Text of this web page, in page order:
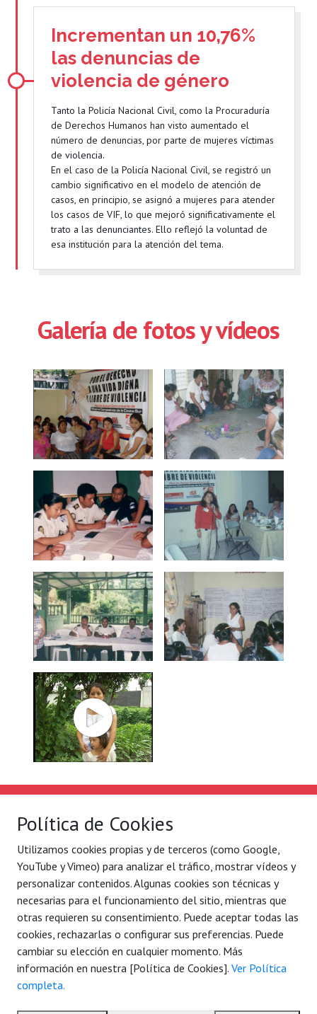
Incrementan un 10,76%
las denuncias de
violencia de género
Tanto la Policía Nacional Civil, como la Procuraduría
de Derechos Humanos han visto aumentado el
número de denuncias, por parte de mujeres víctimas
de violencia.
En el caso de la Policía Nacional Civil, se registró un
cambio significativo en el modelo de atención de
casos, en principio, se asignó a mujeres para atender
los casos de VIF, lo que mejoró significativamente el
trato a las denunciantes. Ello reflejó la voluntad de
esa institución para la atención del tema.
Galería de fotos y vídeos
Quiénes somos
Con quién
Contacto
Por ejes de acción
Blog
Agenda
Legal
Aviso legal
Política de privacidad
C/ Conde Mirasol 7 bajo.
48003 Bilbao - Bizkaia
Tel. 944 792 258
(34) 7177 884 061 006
Política de Cookies
Utilizamos cookies propias y de terceros (como Google,
YouTube y Vimeo) para analizar el tráfico, mostrar vídeos y
personalizar contenidos. Algunas cookies son técnicas y
necesarias para el funcionamiento del sitio, mientras que
otras requieren su consentimiento. Puede aceptar todas las
cookies, rechazarlas o configurar sus preferencias. Puede
cambiar su elección en cualquier momento. Más
información en nuestra [Política de Cookies]. Ver Política
completa.